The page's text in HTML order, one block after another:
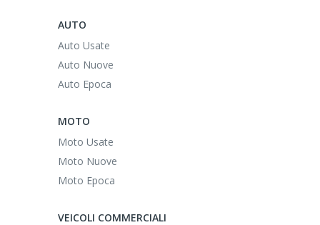
AUTO
Auto Usate
Auto Nuove
Auto Epoca
MOTO
Moto Usate
Moto Nuove
Moto Epoca
VEICOLI COMMERCIALI